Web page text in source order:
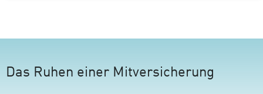
Das Ruhen einer Mitversicherung